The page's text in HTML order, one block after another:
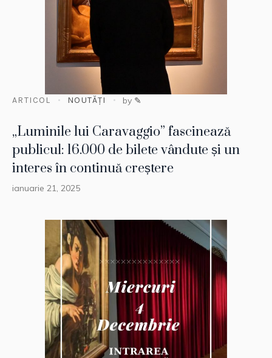
ARTICOL NOUTĂȚI by ✎
„Luminile lui Caravaggio” fascinează
publicul: 16.000 de bilete vândute și un
interes în continuă creștere
ianuarie 21, 2025